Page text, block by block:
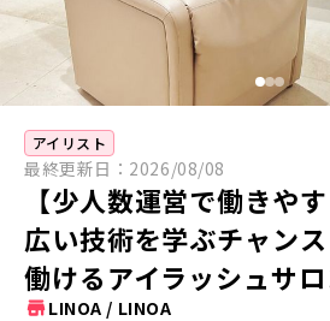
アイリスト
最終更新日： 2026/08/08
【少人数運営で働きや
広い技術を学ぶチャン
働けるアイラッシュサ
LINOA / LINOA